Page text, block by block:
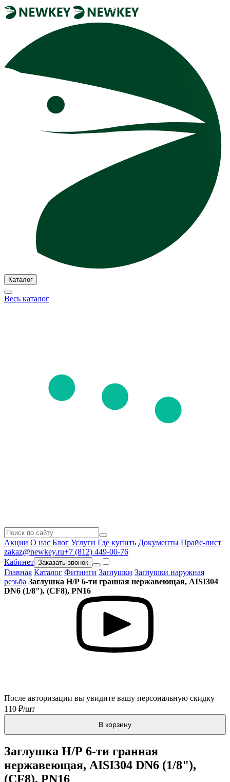
Каталог
Весь каталог
Акции О нас Блог Услуги Где купить Документы Прайс-лист
zakaz@newkey.ru+7 (812) 449-00-76
Кабинет Заказать звонок
Главная Каталог Фитинги Заглушки Заглушки наружная
резьба Заглушка Н/Р 6-ти гранная нержавеющая, AISI304
DN6 (1/8"), (CF8), PN16
После авторизации вы увидите вашу персональную скидку
110 ₽/шт
В корзину
Заглушка Н/Р 6-ти гранная
нержавеющая, AISI304 DN6 (1/8"),
(CF8), PN16